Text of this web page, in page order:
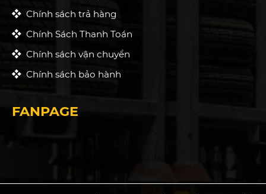
Chính sách trả hàng
Chính Sách Thanh Toán
Chính sách vận chuyển
Chính sách bảo hành
FANPAGE